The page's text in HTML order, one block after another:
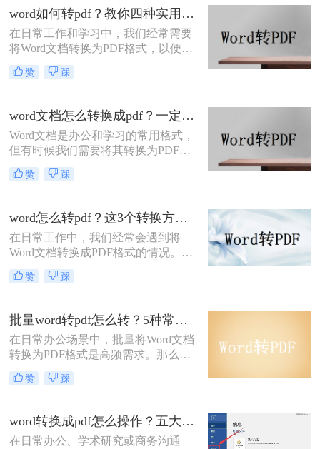
高效完成转换并提升简历的专业性。
word如何转pdf？教你四种实用的转PDF方法！
在日常工作和学习中，我们经常需要
将Word文档转换为PDF格式，以便更
好地保存、分享和打印文件。PDF格
式具有跨平台兼容性好、不易被篡改
Word如何转PDF呢？本文将介绍四种
实用的Word转PDF的方法，帮助读者
轻松实现文档格式的转换。
赞 踩
word文档怎么转换成pdf？一定要试试这四种方法！
Word文档是办公和学习的常用格式，
但有时候我们需要将其转换为PDF格
式，以确保文档内容的稳定性和可读
性。PDF格式可以保留文档的原始格
查看时都能保持一致性。那么word文
档怎么转换成pdf呢？下面将介绍四种
将Word文档转换成PDF的方法，帮助
您轻松完成转换。
赞 踩
word怎么转pdf？这3个转换方法赶紧收藏起来
在日常工作中，我们经常会遇到将
Word文档转换成PDF格式的情况。
PDF格式不仅可以保留文档的格式和
布局，还可以保证文档在不同设备上
word怎么转PDF，以及一些常见的
Word转PDF问题。
赞 踩
批量word转pdf怎么转？5种常用方法详解！
在日常办公场景中，批量将Word文档
转换为PDF格式是高频需求。那么批
量word转pdf怎么转呢？本文从四种主
流转换方案，适合不同场景和用户需
赞 踩
word转换成pdf怎么操作？五大方法详解！
在日常办公、学术研究或商务沟通